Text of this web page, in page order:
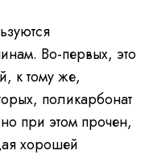
Во-первых, это
к тому же,
поликарбонат
при этом прочен,
хорошей